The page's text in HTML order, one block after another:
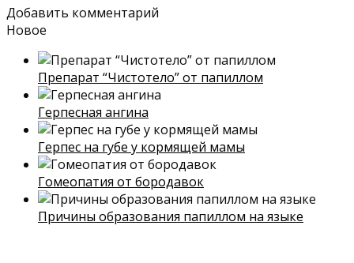
Добавить комментарий
Новое
Препарат “Чистотело” от папиллом
Герпесная ангина
Герпес на губе у кормящей мамы
Гомеопатия от бородавок
Причины образования папиллом на языке